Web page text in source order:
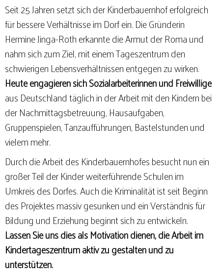
Seit 25 Jahren setzt sich der Kinderbauernhof erfolgreich
für bessere Verhältnisse im Dorf ein. Die Gründerin
Hermine Jinga-Roth erkannte die Armut der Roma und
nahm sich zum Ziel, mit einem Tageszentrum den
schwierigen Lebensverhältnissen entgegen zu wirken.
Heute engagieren sich Sozialarbeiterinnen und Freiwillige
aus Deutschland täglich in der Arbeit mit den Kindern bei
der Nachmittagsbetreuung, Hausaufgaben,
Gruppenspielen, Tanzaufführungen, Bastelstunden und
vielem mehr.
Durch die Arbeit des Kinderbauernhofes besucht nun ein
großer Teil der Kinder weiterführende Schulen im
Umkreis des Dorfes. Auch die Kriminalität ist seit Beginn
des Projektes massiv gesunken und ein Verständnis für
Bildung und Erziehung beginnt sich zu entwickeln.
Lassen Sie uns dies als Motivation dienen, die Arbeit im
Kindertageszentrum aktiv zu gestalten und zu
unterstützen.